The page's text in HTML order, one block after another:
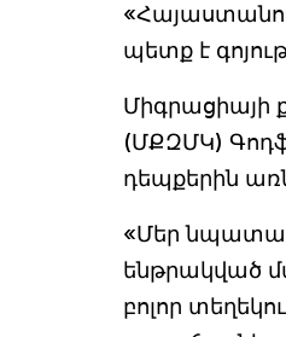
պետք է
Միգրացիայի
(ՄՔԶՄԿ)
դեպքերին
«Մեր
ենթրակված
բոլոր